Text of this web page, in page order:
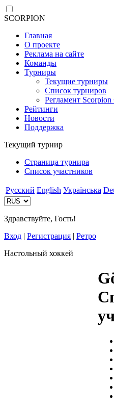
SCORPION
Главная
О проекте
Реклама на сайте
Команды
Турниры
Текущие турниры
Список турниров
Регламент
Рейтинги
Новости
Поддержка
Текущий турнир
Страница турнира
Список участников
Русский English Українська
Здравствуйте, Гость!
Вход | Регистрация | Ретро
Настольный хоккей